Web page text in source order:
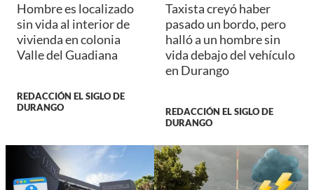
Hombre es localizado
sin vida al interior de
vivienda en colonia
Valle del Guadiana
REDACCIÓN EL SIGLO DE
DURANGO
Taxista creyó haber
pasado un bordo, pero
halló a un hombre sin
vida debajo del vehículo
en Durango
REDACCIÓN EL SIGLO DE
DURANGO